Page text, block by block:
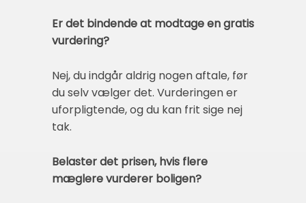
Er det bindende at modtage en gratis
vurdering?
Nej, du indgår aldrig nogen aftale, før
du selv vælger det. Vurderingen er
uforpligtende, og du kan frit sige nej
tak.
Belaster det prisen, hvis flere
mæglere vurderer boligen?